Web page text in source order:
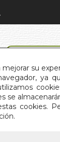
su
ya
se
cookies.